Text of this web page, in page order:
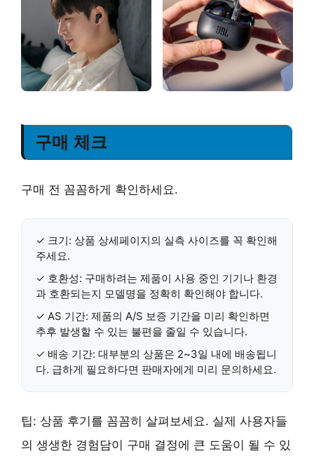
구매 체크
구매 전 꼼꼼하게 확인하세요.
✓ 크기: 상품 상세페이지의 실측 사이즈를 꼭 확인해
주세요.
✓ 호환성: 구매하려는 제품이 사용 중인 기기나 환경
과 호환되는지 모델명을 정확히 확인해야 합니다.
✓ AS 기간: 제품의 A/S 보증 기간을 미리 확인하면
추후 발생할 수 있는 불편을 줄일 수 있습니다.
✓ 배송 기간: 대부분의 상품은 2~3일 내에 배송됩니
다. 급하게 필요하다면 판매자에게 미리 문의하세요.
팁: 상품 후기를 꼼꼼히 살펴보세요. 실제 사용자들
의 생생한 경험담이 구매 결정에 큰 도움이 될 수 있